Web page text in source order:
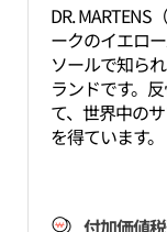
DR.
ークのイエロ
ソールで知ら
ランドです。
て、世界中の
を得ています。
付加価値